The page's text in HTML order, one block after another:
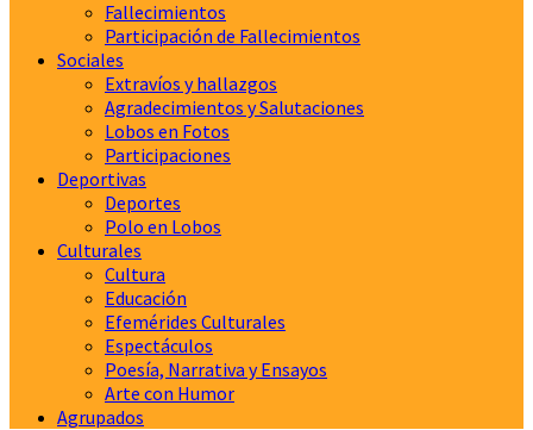
Fallecimientos
Participación de Fallecimientos
Sociales
Extravíos y hallazgos
Agradecimientos y Salutaciones
Lobos en Fotos
Participaciones
Deportivas
Deportes
Polo en Lobos
Culturales
Cultura
Educación
Efemérides Culturales
Espectáculos
Poesía, Narrativa y Ensayos
Arte con Humor
Agrupados